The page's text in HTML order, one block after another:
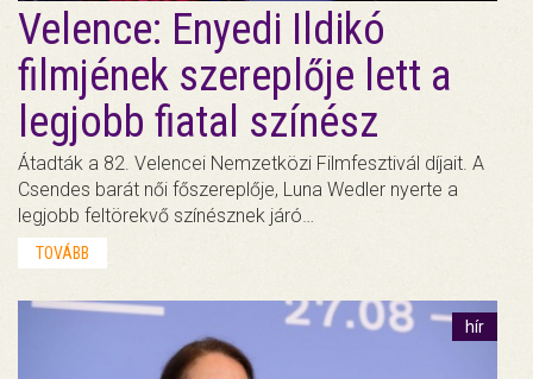
Velence: Enyedi Ildikó
filmjének szereplője lett a
legjobb fiatal színész
Átadták a 82. Velencei Nemzetközi Filmfesztivál díjait. A
Csendes barát női főszereplője, Luna Wedler nyerte a
legjobb feltörekvő színésznek járó…
TOVÁBB
hír